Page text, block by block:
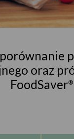
oraz
FoodSaver®